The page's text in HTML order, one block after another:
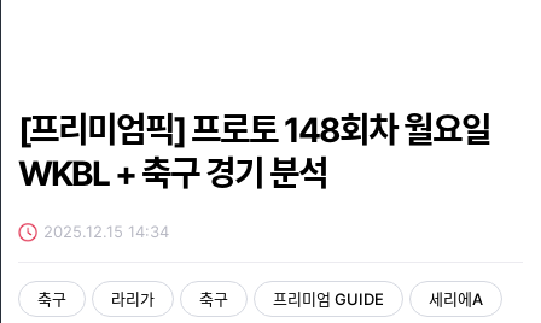
[프리미엄픽] 프로토 148회차 월요일
WKBL + 축구 경기 분석
2025.12.15 14:34
축구 라리가 축구 프리미엄 GUIDE 세리에A